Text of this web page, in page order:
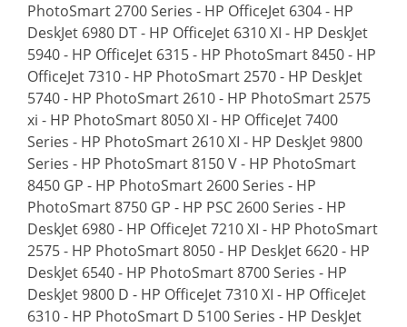
PhotoSmart 2700 Series - HP OfficeJet 6304 - HP
DeskJet 6980 DT - HP OfficeJet 6310 XI - HP DeskJet
5940 - HP OfficeJet 6315 - HP PhotoSmart 8450 - HP
OfficeJet 7310 - HP PhotoSmart 2570 - HP DeskJet
5740 - HP PhotoSmart 2610 - HP PhotoSmart 2575
xi - HP PhotoSmart 8050 XI - HP OfficeJet 7400
Series - HP PhotoSmart 2610 XI - HP DeskJet 9800
Series - HP PhotoSmart 8150 V - HP PhotoSmart
8450 GP - HP PhotoSmart 2600 Series - HP
PhotoSmart 8750 GP - HP PSC 2600 Series - HP
DeskJet 6980 - HP OfficeJet 7210 XI - HP PhotoSmart
2575 - HP PhotoSmart 8050 - HP DeskJet 6620 - HP
DeskJet 6540 - HP PhotoSmart 8700 Series - HP
DeskJet 9800 D - HP OfficeJet 7310 XI - HP OfficeJet
6310 - HP PhotoSmart D 5100 Series - HP DeskJet